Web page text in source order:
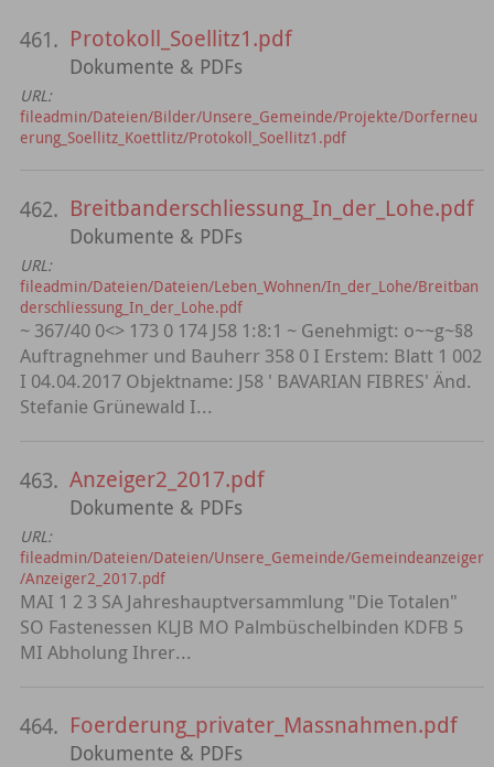
461. Protokoll_Soellitz1.pdf
Dokumente & PDFs
URL:
fileadmin/Dateien/Bilder/Unsere_Gemeinde/Projekte/Dorferneu
erung_Soellitz_Koettlitz/Protokoll_Soellitz1.pdf
462. Breitbanderschliessung_In_der_Lohe.pdf
Dokumente & PDFs
URL:
fileadmin/Dateien/Dateien/Leben_Wohnen/In_der_Lohe/Breitban
derschliessung_In_der_Lohe.pdf
~ 367/40 0<> 173 0 174 J58 1:8:1 ~ Genehmigt: o~~g~§8
Auftragnehmer und Bauherr 358 0 I Erstem: Blatt 1 002
I 04.04.2017 Objektname: J58 ' BAVARIAN FIBRES' Änd.
Stefanie Grünewald I...
463. Anzeiger2_2017.pdf
Dokumente & PDFs
URL:
fileadmin/Dateien/Dateien/Unsere_Gemeinde/Gemeindeanzeiger
/Anzeiger2_2017.pdf
MAI 1 2 3 SA Jahreshauptversammlung "Die Totalen"
SO Fastenessen KLJB MO Palmbüschelbinden KDFB 5
MI Abholung Ihrer...
464. Foerderung_privater_Massnahmen.pdf
Dokumente & PDFs